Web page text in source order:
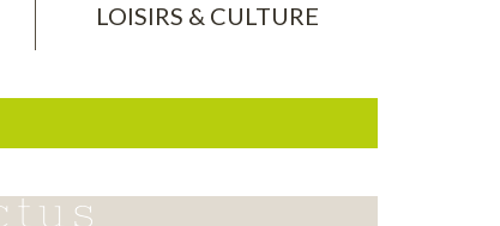
LOISIRS & CULTURE